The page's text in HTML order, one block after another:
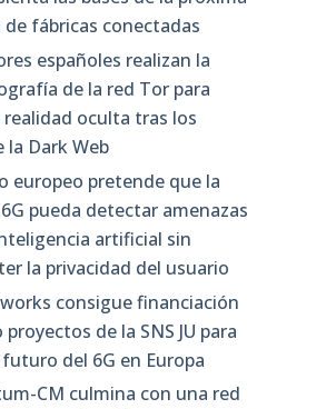
fábricas conectadas
españoles realizan la
de la red Tor para
realidad oculta tras los
la Dark Web
europeo pretende que la
pueda detectar amenazas
artificial sin
la privacidad del usuario
consigue financiación
de la SNS JU para
del 6G en Europa
CM culmina con una red